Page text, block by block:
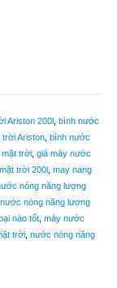
Ariston 200l , bình nước
Ariston, bình nước
trời, giá máy nước
trời 200l , may nang
nóng năng lượng
nóng năng lượng
nào tốt, máy nước
trời, nước nóng năng